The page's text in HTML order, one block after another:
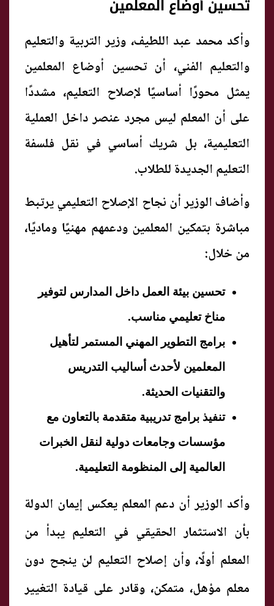
تحسين أوضاع المعلمين
وأكد محمد عبد اللطيف، وزير التربية والتعليم
والتعليم الفني، أن تحسين أوضاع المعلمين
يمثل محورًا أساسيًا لإصلاح التعليم، مشددًا
على أن المعلم ليس مجرد عنصر داخل العملية
التعليمية، بل شريك أساسي في نقل فلسفة
التعليم الجديدة للطلاب.
وأضاف الوزير أن نجاح الإصلاح التعليمي يرتبط
مباشرة بتمكين المعلمين ودعمهم مهنيًا وماديًا،
من خلال:
تحسين بيئة العمل داخل المدارس لتوفير
مناخ تعليمي مناسب.
برامج التطوير المهني المستمر لتأهيل
المعلمين لأحدث أساليب التدريس
والتقنيات الحديثة.
تنفيذ برامج تدريبية متقدمة بالتعاون مع
مؤسسات وجامعات دولية لنقل الخبرات
العالمية إلى المنظومة التعليمية.
وأكد الوزير أن دعم المعلم يعكس إيمان الدولة
بأن الاستثمار الحقيقي في التعليم يبدأ من
المعلم أولًا، وأن إصلاح التعليم لن ينجح دون
معلم مؤهل، متمكن، وقادر على قيادة التغيير